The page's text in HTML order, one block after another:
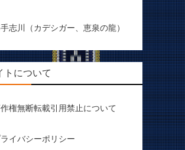
志川（カデシガー、恵泉の龍）
トについて
権無断転載引用禁止について
イバシーポリシー